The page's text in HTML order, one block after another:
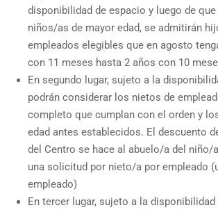
disponibilidad de espacio y luego de
niños/as de mayor edad, se admitirán
empleados elegibles que en agosto
con 11 meses hasta 2 años con 10
En segundo lugar, sujeto a la
podrán considerar los nietos de
completo que cumplan con el orden y
edad antes establecidos. El descuento
del Centro se hace al abuelo/a del niño/
una solicitud por nieto/a por empleado
empleado)
En tercer lugar, sujeto a la